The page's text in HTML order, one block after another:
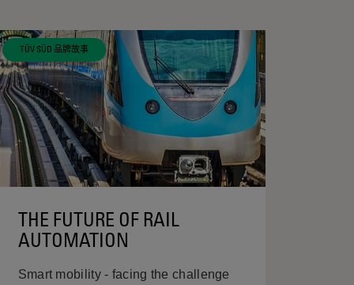
TÜV SÜD 品牌故事
THE FUTURE OF RAIL
AUTOMATION
Smart mobility - facing the challenge